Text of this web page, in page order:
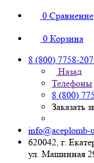
0 Сравнение
0 Корзина
8 (800) 7758-207
Назад
Телефоны
8 (800)
Заказать
info@aceplomb-
620042, г.
ул. Машинная